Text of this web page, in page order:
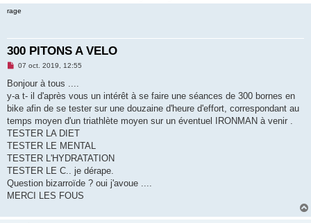
rage
300 PITONS A VELO
M
s
a
g
n
o
l
u
07 oct. 2019, 12:55
Bonjour à tous ....
y-a t- il d'après vous un intérêt à se faire une séances de 300 bornes en
bike afin de se tester sur une douzaine d'heure d'effort, correspondant au
temps moyen d'un triathlète moyen sur un éventuel IRONMAN à venir .
TESTER LA DIET
TESTER LE MENTAL
TESTER L'HYDRATATION
TESTER LE C.. je dérape.
Question bizarroïde ? oui j'avoue ....
MERCI LES FOUS